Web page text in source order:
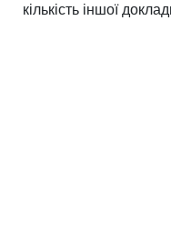
кількість іншої